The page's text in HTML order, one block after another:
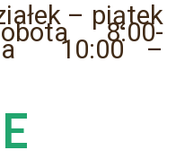
– piątek
8:00-
10:00 –